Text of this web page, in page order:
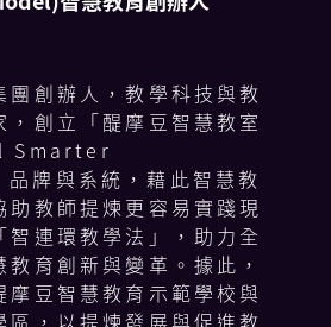
團創辦人，教學科技與教
，創立「醍摩豆智慧教室
Smarter
牌與系統，藉此智慧教
助教師提煉更容易實踐現
智連環教學法」，助力全
育創新與變革。據此，
摩豆智慧教育示範學校與
區，以提煉發展與促進教